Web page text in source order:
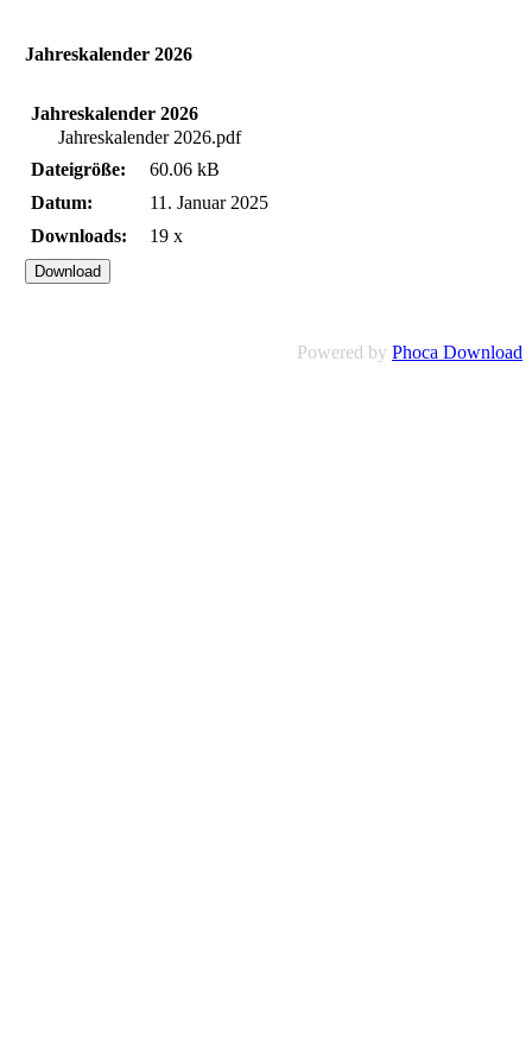
Jahreskalender 2026
Jahreskalender 2026
Jahreskalender 2026.pdf
Dateigröße:
60.06 kB
Datum:
11. Januar 2025
Downloads:
19 x
Powered by Phoca Download